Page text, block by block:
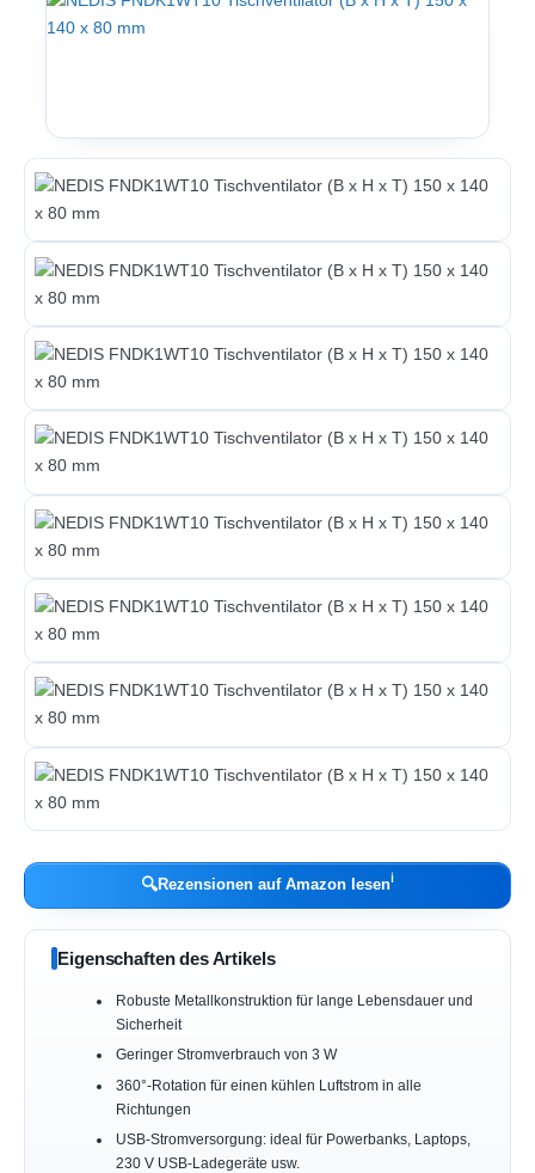
🔍Rezensionen auf Amazon lesenℹ︎
Eigenschaften des Artikels
Robuste Metallkonstruktion für lange Lebensdauer und
Sicherheit
Geringer Stromverbrauch von 3 W
360°-Rotation für einen kühlen Luftstrom in alle
Richtungen
USB-Stromversorgung: ideal für Powerbanks, Laptops,
230 V USB-Ladegeräte usw.